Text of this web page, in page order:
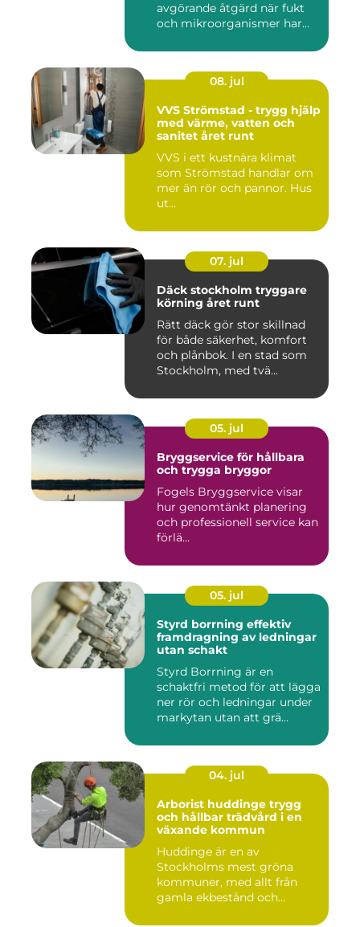
avgörande åtgärd när fukt
och mikroorganismer har...
08. jul
VVS Strömstad - trygg hjälp
med värme, vatten och
sanitet året runt
VVS i ett kustnära klimat
som Strömstad handlar om
mer än rör och pannor. Hus
ut...
07. jul
Däck stockholm tryggare
körning året runt
Rätt däck gör stor skillnad
för både säkerhet, komfort
och plånbok. I en stad som
Stockholm, med tvä...
05. jul
Bryggservice för hållbara
och trygga bryggor
Fogels Bryggservice visar
hur genomtänkt planering
och professionell service kan
förlä...
05. jul
Styrd borrning effektiv
framdragning av ledningar
utan schakt
Styrd Borrning är en
schaktfri metod för att lägga
ner rör och ledningar under
markytan utan att grä...
04. jul
Arborist huddinge trygg
och hållbar trädvård i en
växande kommun
Huddinge är en av
Stockholms mest gröna
kommuner, med allt från
gamla ekbestånd och